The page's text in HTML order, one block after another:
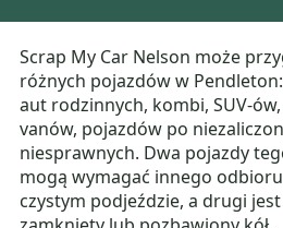
Scrap My Car Nelson może
różnych pojazdów w
aut rodzinnych, kombi, SUV-
vanów, pojazdów po
niesprawnych. Dwa pojazdy
mogą wymagać innego
czystym podjeździe, a drugi